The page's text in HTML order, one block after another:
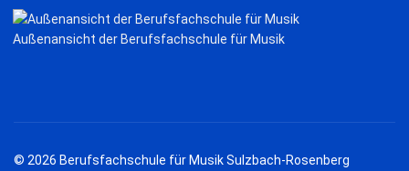
Außenansicht der Berufsfachschule für Musik
© 2026 Berufsfachschule für Musik Sulzbach-Rosenberg